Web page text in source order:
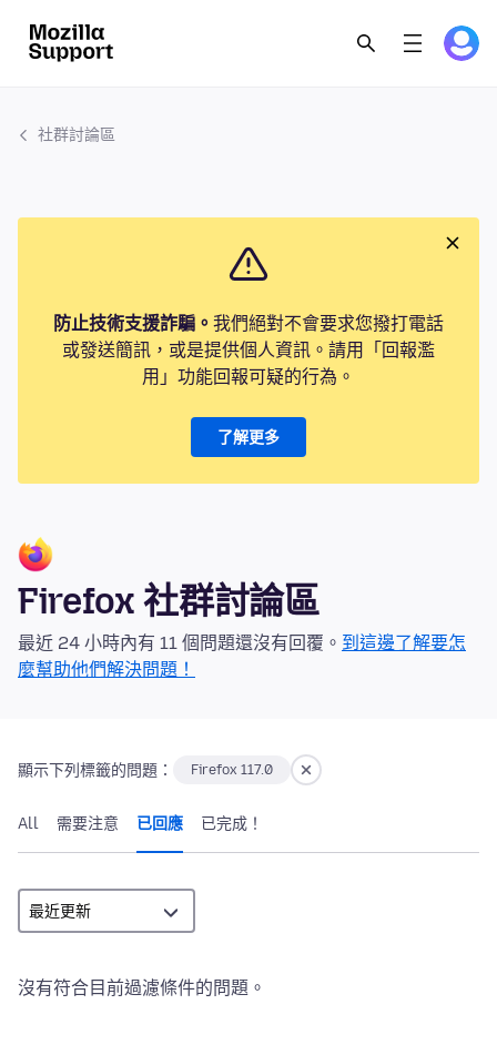
社群討論區
防止技術支援詐騙。 我們絕對不會要求您撥打電話
或發送簡訊，或是提供個人資訊。請用「回報濫
用」功能回報可疑的行為。
了解更多
Firefox 社群討論區
最近 24 小時內有 11 個問題還沒有回覆。 到這邊了解要怎
麼幫助他們解決問題！
顯示下列標籤的問題： Firefox 117.0
All 需要注意 已回應 已完成！
沒有符合目前過濾條件的問題。